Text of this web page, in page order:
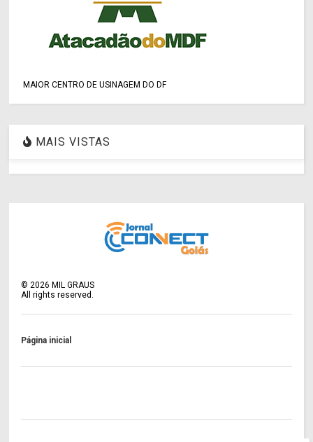
MAIOR CENTRO DE USINAGEM DO DF
MAIS VISTAS
©2026 MIL GRAUS
All rights reserved.
Página inicial